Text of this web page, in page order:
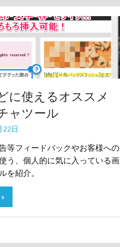
に使えるオススメ
ャツール
22日
等フィードバックやお客様への
う、個人的に気に入っている画
を紹介。